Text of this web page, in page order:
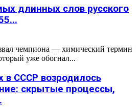
длинных слов русского
чемпиона — химический термин
уже обогнал...
в СССР возродилось
скрытые процессы,